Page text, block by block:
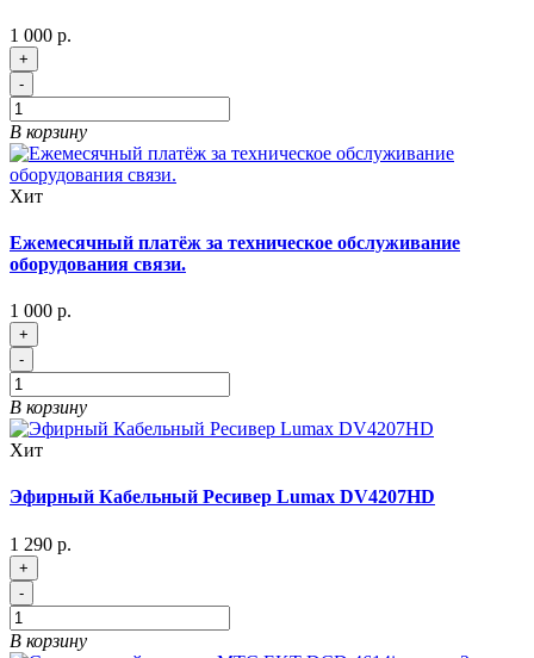
1 000 р.
+
-
В корзину
Хит
Ежемесячный платёж за техническое обслуживание
оборудования связи.
1 000 р.
+
-
В корзину
Хит
Эфирный Кабельный Ресивер Lumax DV4207HD
1 290 р.
+
-
В корзину